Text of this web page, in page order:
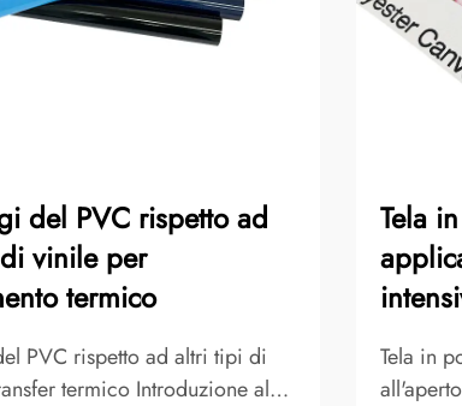
del PVC rispetto ad
vinile per
termico
PVC rispetto ad altri tipi di
termico Introduzione al
Tela
Tela in